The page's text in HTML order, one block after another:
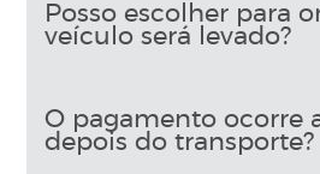
Posso escolher para
veículo será levado?
O pagamento ocorre
depois do transporte?